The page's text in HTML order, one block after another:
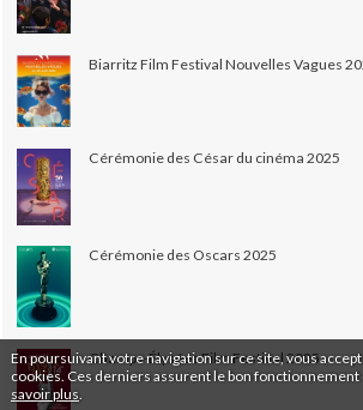
En poursuivant votre navigation sur ce site, vous
cookies. Ces derniers assurent le bon fonctionnement
savoir plus
Biarritz Film Festival Nouvelles Vagues
Cérémonie des César du cinéma 2025
Cérémonie des Oscars 2025
Champs-Élysées Film Festival 2025